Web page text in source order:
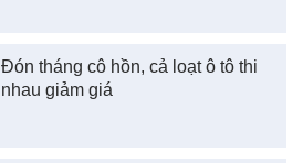
Đón tháng cô hồn, cả loạt ô tô thi
nhau giảm giá